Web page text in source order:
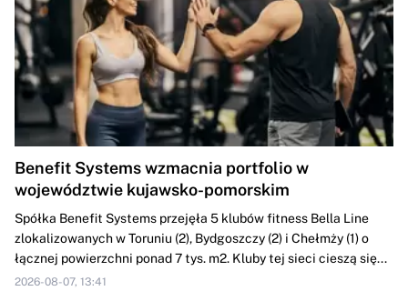
Benefit Systems wzmacnia portfolio w
województwie kujawsko-pomorskim
Spółka Benefit Systems przejęła 5 klubów fitness Bella Line
zlokalizowanych w Toruniu (2), Bydgoszczy (2) i Chełmży (1) o
łącznej powierzchni ponad 7 tys. m2. Kluby tej sieci cieszą się...
2026-08-07, 13:41